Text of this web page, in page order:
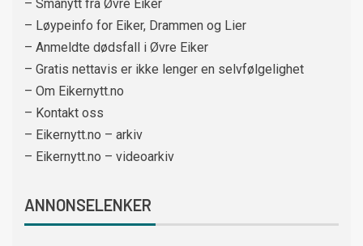
– Smånytt fra Øvre Eiker
– Løypeinfo for Eiker, Drammen og Lier
– Anmeldte dødsfall i Øvre Eiker
– Gratis nettavis er ikke lenger en selvfølgelighet
– Om Eikernytt.no
– Kontakt oss
– Eikernytt.no – arkiv
– Eikernytt.no – videoarkiv
ANNONSELENKER